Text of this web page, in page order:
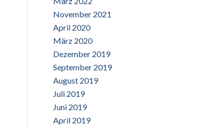
November 2021
April 2020
März 2020
Dezember 2019
September 2019
August 2019
Juli 2019
Juni 2019
April 2019